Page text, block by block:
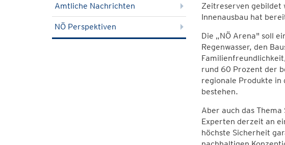
Amtliche Nachrichten
NÖ Perspektiven
Zeitreserven gebildet
Innenausbau hat
Die „NÖ Arena" soll
Regenwasser, den
rund 60 Prozent der
regionale Produkte in
bestehen.
Aber auch das
Experten derzeit an
höchste Sicherheit